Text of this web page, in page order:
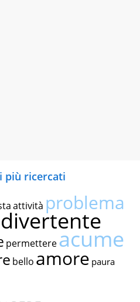
più ricercati
attività problema
divertente
permettereacume
bello amore paura